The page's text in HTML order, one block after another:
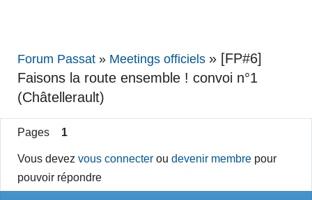
Forum Passat » Meetings officiels » [FP#6]
Faisons la route ensemble ! convoi n°1
(Châtellerault)
Pages 1
Vous devezvous connecter oudevenir membre pour
pouvoir répondre